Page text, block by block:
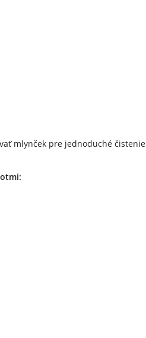
mlynček pre jednoduché čistenie